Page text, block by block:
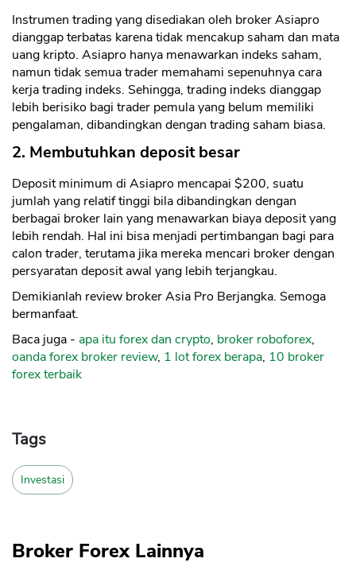
Instrumen trading yang disediakan oleh broker Asiapro
dianggap terbatas karena tidak mencakup saham dan mata
uang kripto. Asiapro hanya menawarkan indeks saham,
namun tidak semua trader memahami sepenuhnya cara
kerja trading indeks. Sehingga, trading indeks dianggap
lebih berisiko bagi trader pemula yang belum memiliki
pengalaman, dibandingkan dengan trading saham biasa.
2. Membutuhkan deposit besar
Deposit minimum di Asiapro mencapai $200, suatu
jumlah yang relatif tinggi bila dibandingkan dengan
berbagai broker lain yang menawarkan biaya deposit yang
lebih rendah. Hal ini bisa menjadi pertimbangan bagi para
calon trader, terutama jika mereka mencari broker dengan
persyaratan deposit awal yang lebih terjangkau.
Demikianlah review broker Asia Pro Berjangka. Semoga
bermanfaat.
Baca juga - apa itu forex dan crypto, broker roboforex,
oanda forex broker review, 1 lot forex berapa, 10 broker
forex terbaik
Tags
Investasi
Broker Forex Lainnya